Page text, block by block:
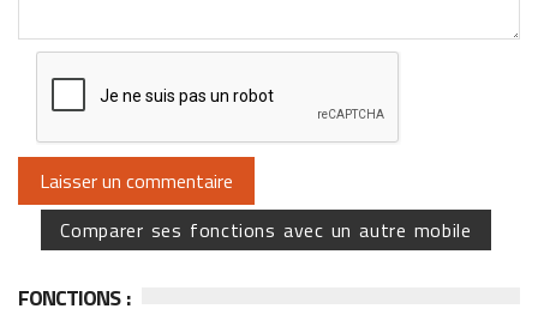
Comparer ses fonctions avec un autre mobile
FONCTIONS :